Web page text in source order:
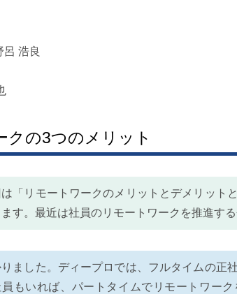
呂 浩良
クの3つのメリット
「リモートワークのメリットとデメリット
ます。最近は社員のリモートワークを推進す
ました。ディープロでは、フルタイムの正
員もいれば、パートタイムでリモートワー